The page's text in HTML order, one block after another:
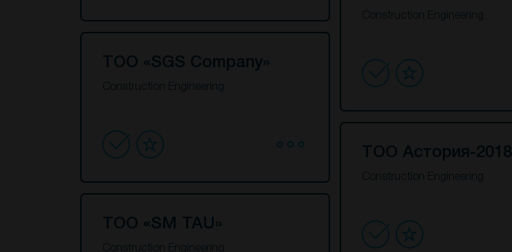
Construction Engineering
ТОО «SGS Company»
Construction Engineering
ТОО Астория-2018
Construction Engineering
ТОО «SM TAU»
Construction Engineering